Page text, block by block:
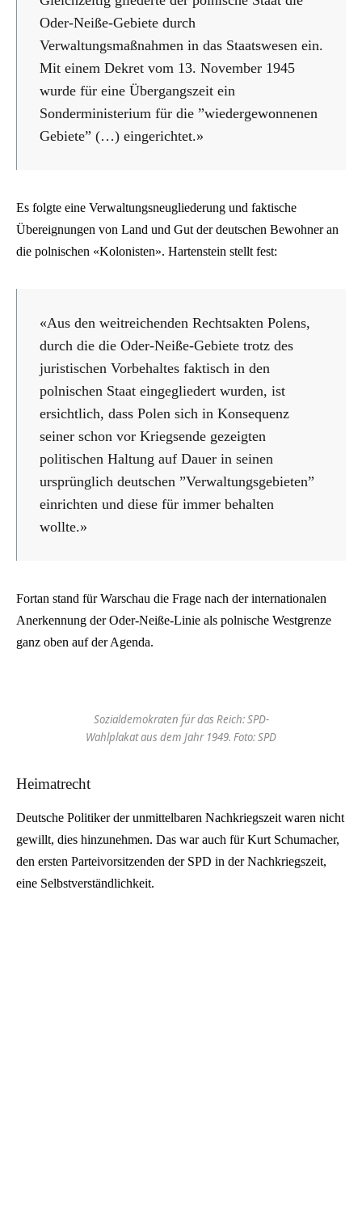
Oder-Neiße-Gebiete durch
Verwaltungsmaßnahmen in das Staatswesen ein.
Mit einem Dekret vom 13. November 1945
wurde für eine Übergangszeit ein
Sonderministerium für die ”wiedergewonnenen
Gebiete” (…) eingerichtet.»
Es folgte eine Verwaltungsneugliederung und faktische
Übereignungen von Land und Gut der deutschen Bewohner an
die polnischen «Kolonisten». Hartenstein stellt fest:
«Aus den weitreichenden Rechtsakten Polens,
durch die die Oder-Neiße-Gebiete trotz des
juristischen Vorbehaltes faktisch in den
polnischen Staat eingegliedert wurden, ist
ersichtlich, dass Polen sich in Konsequenz
seiner schon vor Kriegsende gezeigten
politischen Haltung auf Dauer in seinen
ursprünglich deutschen ”Verwaltungsgebieten”
einrichten und diese für immer behalten
wollte.»
Fortan stand für Warschau die Frage nach der internationalen
Anerkennung der Oder-Neiße-Linie als polnische Westgrenze
ganz oben auf der Agenda.
Sozialdemokraten für das Reich: SPD-
Wahlplakat aus dem Jahr 1949. Foto: SPD
Heimatrecht
Deutsche Politiker der unmittelbaren Nachkriegszeit waren nicht
gewillt, dies hinzunehmen. Das war auch für Kurt Schumacher,
den ersten Parteivorsitzenden der SPD in der Nachkriegszeit,
eine Selbstverständlichkeit.